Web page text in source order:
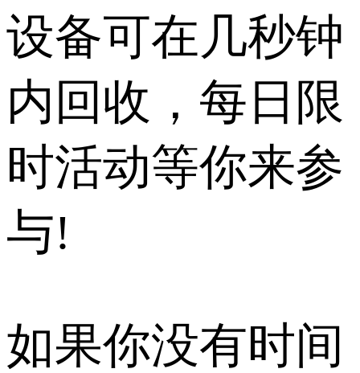
设备可在几秒钟
内回收，每日限
时活动等你来参
与!
如果你没有时间